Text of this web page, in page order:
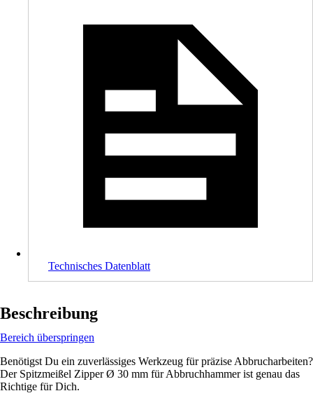
Technisches Datenblatt
Beschreibung
Bereich überspringen
Benötigst Du ein zuverlässiges Werkzeug für präzise Abbrucharbeiten?
Der Spitzmeißel Zipper Ø 30 mm für Abbruchhammer ist genau das
Richtige für Dich.